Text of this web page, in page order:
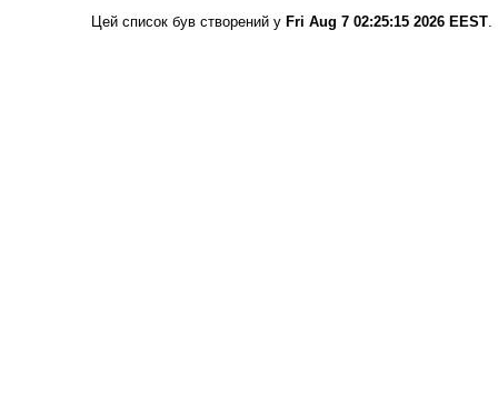
Цей список був створений у Fri Aug 7 02:25:15 2026 EEST